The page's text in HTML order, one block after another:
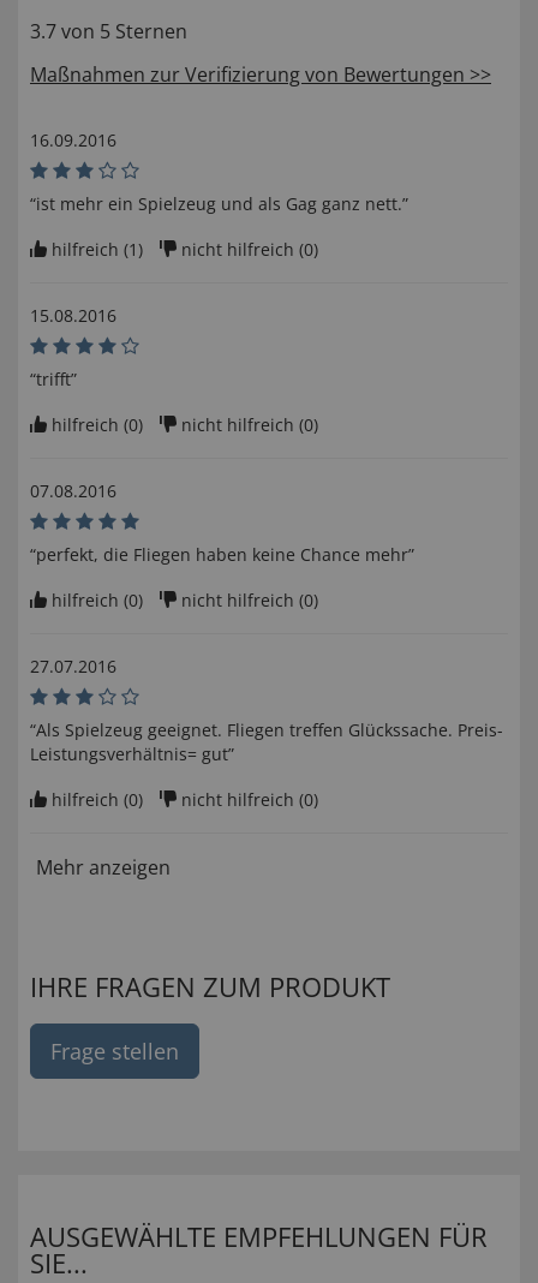
3.7 von 5 Sternen
Maßnahmen zur Verifizierung von Bewertungen >>
16.09.2016
“ist mehr ein Spielzeug und als Gag ganz nett.”
hilfreich (1) nicht hilfreich (0)
15.08.2016
“trifft”
hilfreich (0) nicht hilfreich (0)
07.08.2016
“perfekt, die Fliegen haben keine Chance mehr”
hilfreich (0) nicht hilfreich (0)
27.07.2016
“Als Spielzeug geeignet. Fliegen treffen Glückssache. Preis-
Leistungsverhältnis= gut”
hilfreich (0) nicht hilfreich (0)
Mehr anzeigen
IHRE FRAGEN ZUM PRODUKT
Frage stellen
AUSGEWÄHLTE EMPFEHLUNGEN FÜR
SIE...